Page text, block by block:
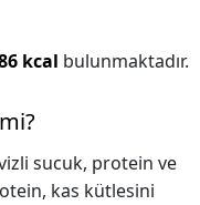
kcal bulunmaktadır.
sucuk, protein ve
kas kütlesini